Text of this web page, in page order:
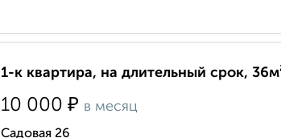
1-к квартира, на длительный срок,
10 000 ₽ в месяц
Садовая 26